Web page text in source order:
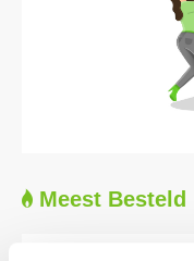
Meest Besteld